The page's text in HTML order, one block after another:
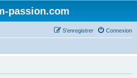
passion.com
Connexion
S’enregistrer